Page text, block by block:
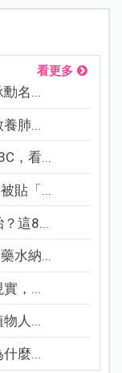
看更多
名...
肺...
，看...
貼「...
這8...
水納...
，...
人...
麼...